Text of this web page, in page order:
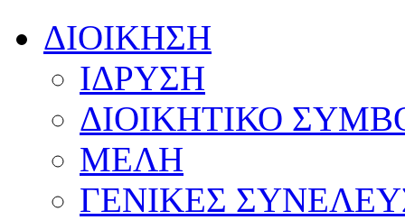
ΔΙΟΙΚΗΣΗ
ΙΔΡΥΣΗ
ΔΙΟΙΚΗΤΙΚΟ
ΜΕΛΗ
ΓΕΝΙΚΕΣ